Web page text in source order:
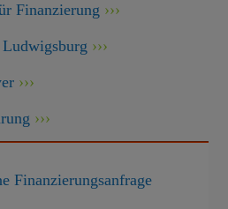
Finanzierung
Finanzierungsanfrage